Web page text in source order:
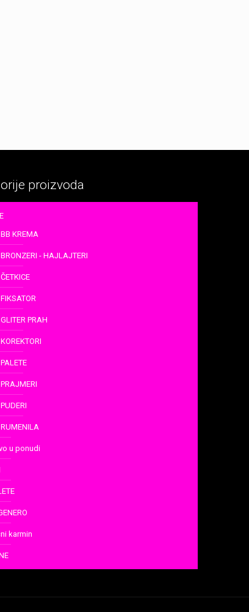
proizvoda
BB KREMA
BRONZERI - HAJLAJTERI
ČETKICE
FIKSATOR
GLITER PRAH
KOREKTORI
PALETE
PRAJMERI
PUDERI
RUMENILA
u ponudi
karmin